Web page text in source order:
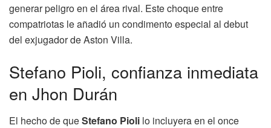
generar peligro en el área rival. Este choque entre
compatriotas le añadió un condimento especial al debut
del exjugador de Aston Villa.
Stefano Pioli, confianza inmediata
en Jhon Durán
El hecho de queStefano Pioli lo incluyera en el once